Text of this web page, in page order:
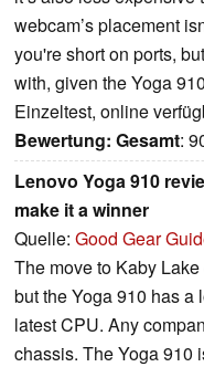
webcam’s placement
you're short on ports,
with, given the Yoga
Einzeltest, online
Bewertung: Gesamt:
Lenovo Yoga 910
make it a winner
Quelle: Good Gear
The move to Kaby
but the Yoga 910 has a
latest CPU. Any
chassis. The Yoga 910